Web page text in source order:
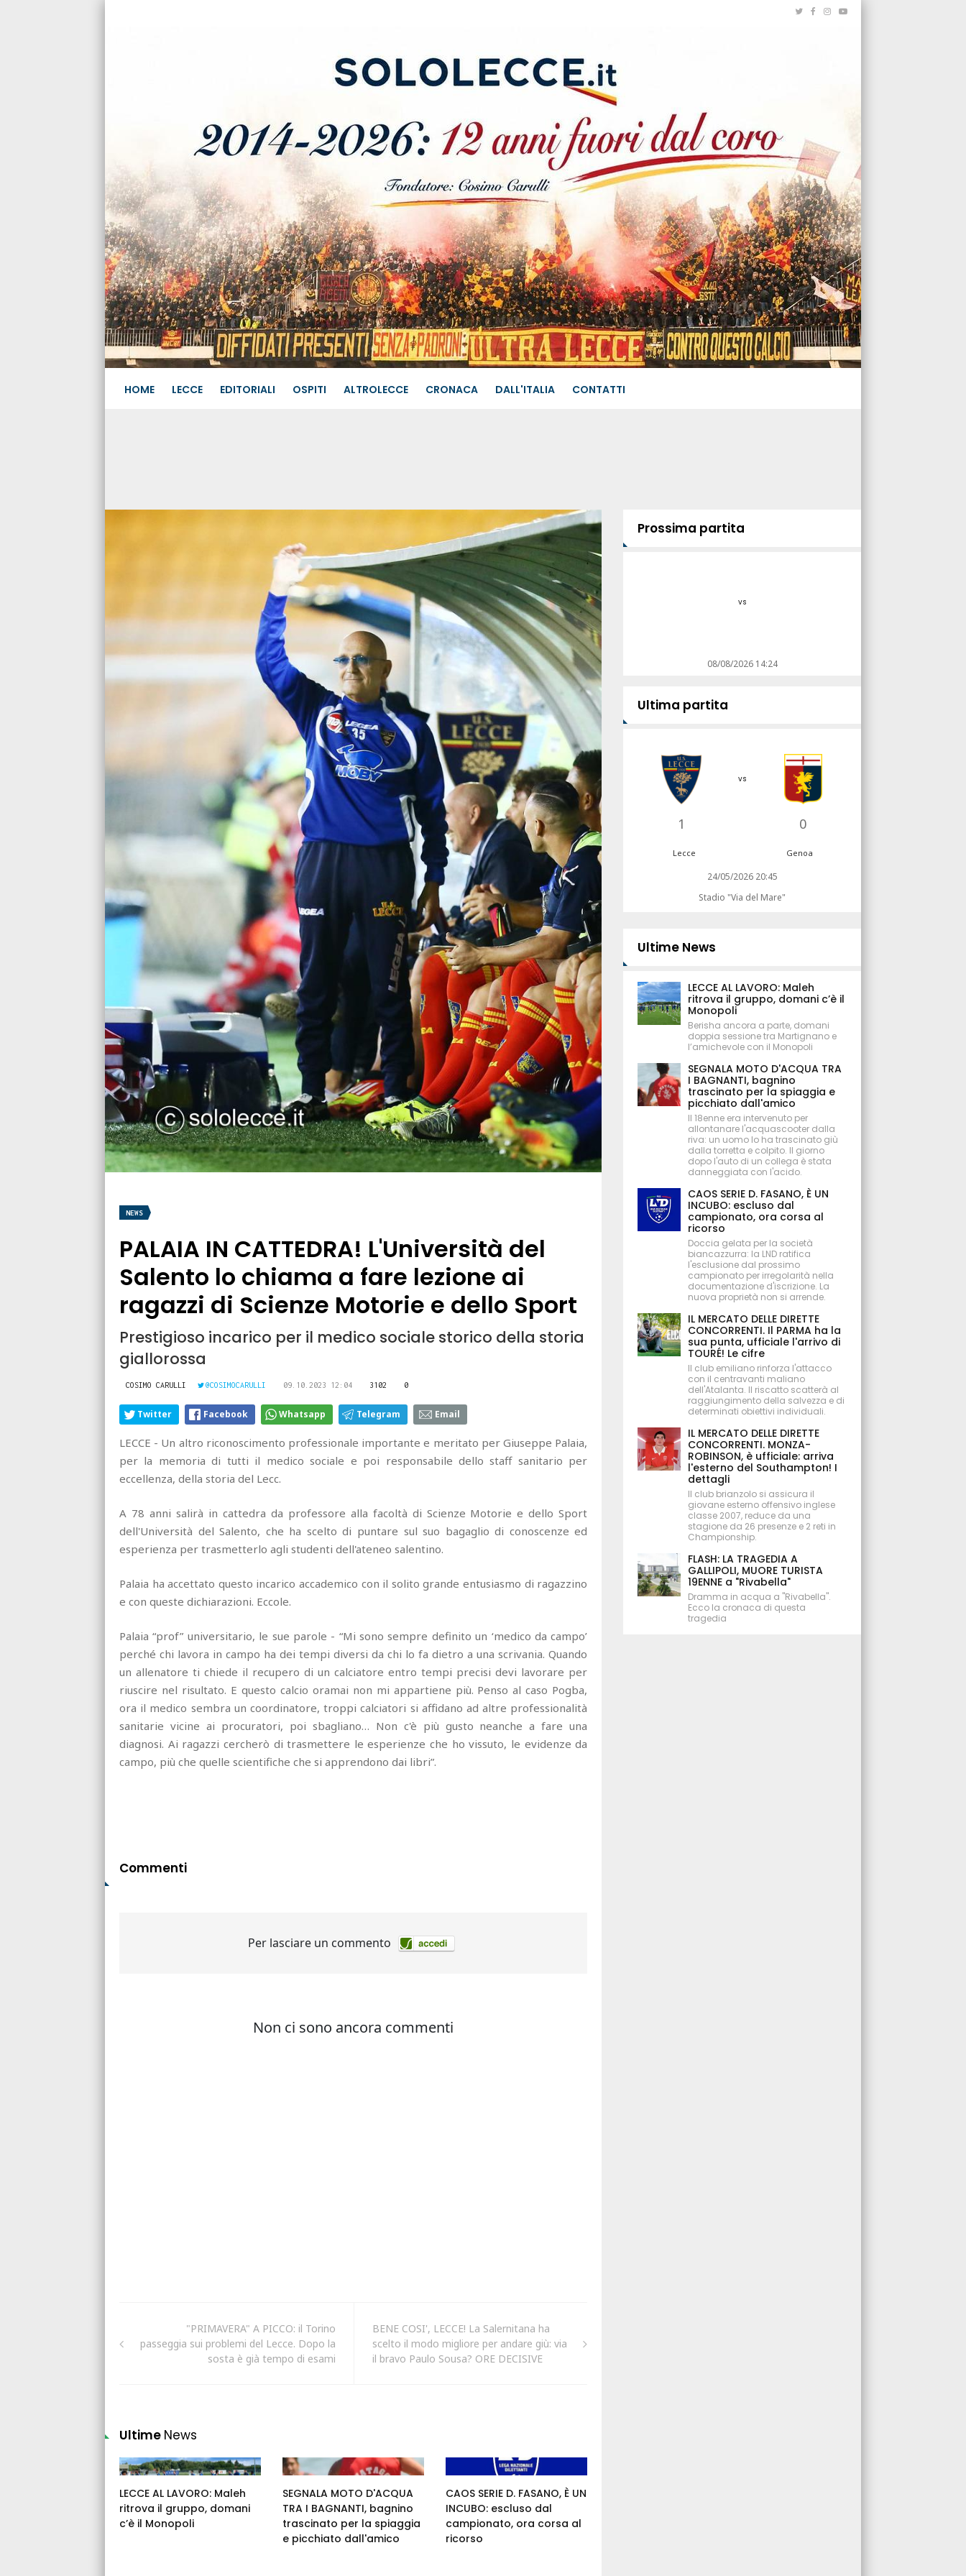
HOME LECCE EDITORIALI OSPITI ALTROLECCE CRONACA DALL'ITALIA CONTATTI
NEWS
PALAIA IN CATTEDRA! L'Università del
Salento lo chiama a fare lezione ai
ragazzi di Scienze Motorie e dello Sport
Prestigioso incarico per il medico sociale storico della storia
giallorossa
COSIMO CARULLI @COSIMOCARULLI 09.10.2023 12:04 3102 0
Twitter Facebook Whatsapp Telegram Email
LECCE - Un altro riconoscimento professionale importante e meritato per Giuseppe Palaia,
per la memoria di tutti il medico sociale e poi responsabile dello staff sanitario per
eccellenza, della storia del Lecc.
A 78 anni salirà in cattedra da professore alla facoltà di Scienze Motorie e dello Sport
dell'Università del Salento, che ha scelto di puntare sul suo bagaglio di conoscenze ed
esperienza per trasmetterlo agli studenti dell'ateneo salentino.
Palaia ha accettato questo incarico accademico con il solito grande entusiasmo di ragazzino
e con queste dichiarazioni. Eccole.
Palaia “prof” universitario, le sue parole - “Mi sono sempre definito un ‘medico da campo’
perché chi lavora in campo ha dei tempi diversi da chi lo fa dietro a una scrivania. Quando
un allenatore ti chiede il recupero di un calciatore entro tempi precisi devi lavorare per
riuscire nel risultato. E questo calcio oramai non mi appartiene più. Penso al caso Pogba,
ora il medico sembra un coordinatore, troppi calciatori si affidano ad altre professionalità
sanitarie vicine ai procuratori, poi sbagliano… Non c'è più gusto neanche a fare una
diagnosi. Ai ragazzi cercherò di trasmettere le esperienze che ho vissuto, le evidenze da
campo, più che quelle scientifiche che si apprendono dai libri”.
Commenti
"PRIMAVERA" A PICCO: il Torino
passeggia sui problemi del Lecce. Dopo la
sosta è già tempo di esami
BENE COSI', LECCE! La Salernitana ha
scelto il modo migliore per andare giù: via
il bravo Paulo Sousa? ORE DECISIVE
Ultime News
LECCE AL LAVORO: Maleh
ritrova il gruppo, domani
c’è il Monopoli
SEGNALA MOTO D'ACQUA
TRA I BAGNANTI, bagnino
trascinato per la spiaggia
e picchiato dall'amico
CAOS SERIE D. FASANO, È UN
INCUBO: escluso dal
campionato, ora corsa al
ricorso
Prossima partita
vs
08/08/2026 14:24
Ultima partita
1
vs
0
Lecce Genoa
24/05/2026 20:45
Stadio "Via del Mare"
Ultime News
LECCE AL LAVORO: Maleh
ritrova il gruppo, domani c’è il
Monopoli
Berisha ancora a parte, domani
doppia sessione tra Martignano e
l’amichevole con il Monopoli
SEGNALA MOTO D'ACQUA TRA
I BAGNANTI, bagnino
trascinato per la spiaggia e
picchiato dall'amico
Il 18enne era intervenuto per
allontanare l'acquascooter dalla
riva: un uomo lo ha trascinato giù
dalla torretta e colpito. Il giorno
dopo l'auto di un collega è stata
danneggiata con l'acido.
CAOS SERIE D. FASANO, È UN
INCUBO: escluso dal
campionato, ora corsa al
ricorso
Doccia gelata per la società
biancazzurra: la LND ratifica
l'esclusione dal prossimo
campionato per irregolarità nella
documentazione d'iscrizione. La
nuova proprietà non si arrende.
IL MERCATO DELLE DIRETTE
CONCORRENTI. Il PARMA ha la
sua punta, ufficiale l'arrivo di
TOURÉ! Le cifre
Il club emiliano rinforza l'attacco
con il centravanti maliano
dell'Atalanta. Il riscatto scatterà al
raggiungimento della salvezza e di
determinati obiettivi individuali.
IL MERCATO DELLE DIRETTE
CONCORRENTI. MONZA-
ROBINSON, è ufficiale: arriva
l'esterno del Southampton! I
dettagli
Il club brianzolo si assicura il
giovane esterno offensivo inglese
classe 2007, reduce da una
stagione da 26 presenze e 2 reti in
Championship.
FLASH: LA TRAGEDIA A
GALLIPOLI, MUORE TURISTA
19ENNE a "Rivabella"
Dramma in acqua a "Rivabella".
Ecco la cronaca di questa
tragedia